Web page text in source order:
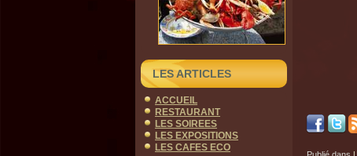
LES ARTICLES
ACCUEIL
RESTAURANT
LES SOIREES
LES EXPOSITIONS
LES CAFES ECO